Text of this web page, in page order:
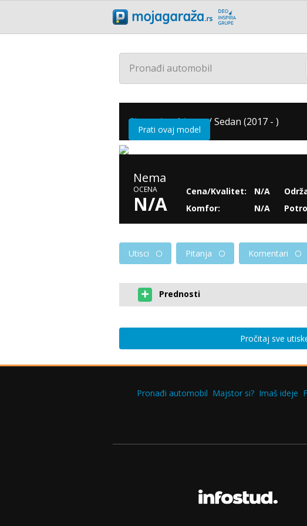
Pronađi automobil
Chevrolet /Aveo /Sedan (2017 - )
Prati ovaj model
Nema
OCENA
N/A
Cena/Kvalitet:
N/A
Komfor:
N/A
Utisci Pitanja Komentari
Prednosti
Pročitaj sve
Pronađi automobil Majstor si? Imaš ideje